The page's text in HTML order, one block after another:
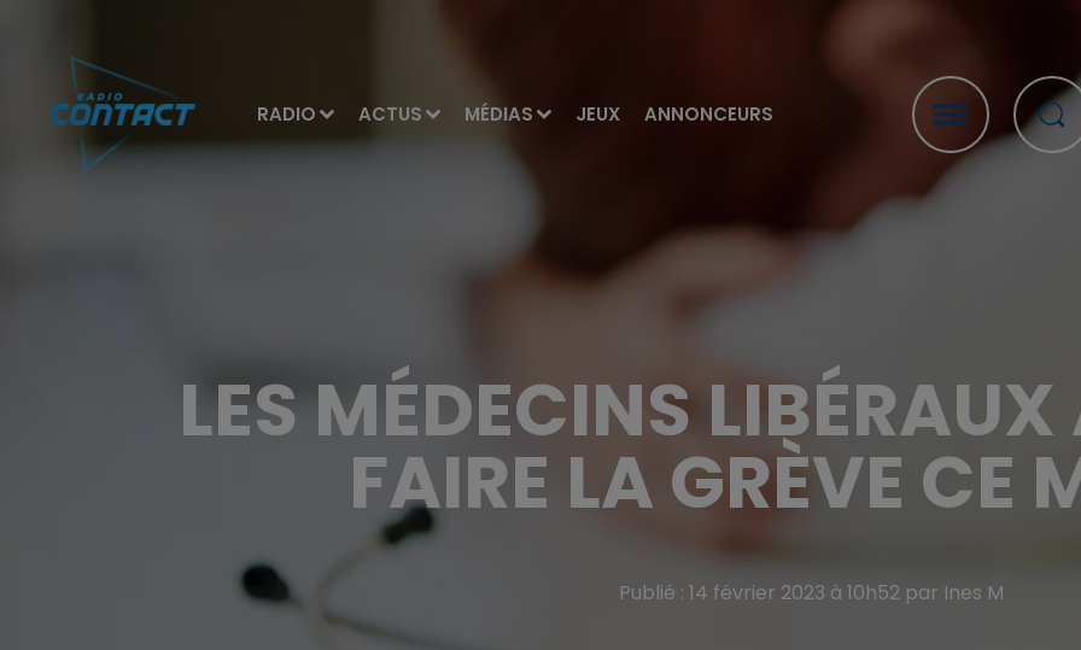
RADIO ACTUS MÉDIAS JEUX ANNONCEURS
LES MÉDECINS LIBÉRAUX
FAIRE LA GRÈVE CE
Publié : 14 février 2023 à 10h52 par Ines M